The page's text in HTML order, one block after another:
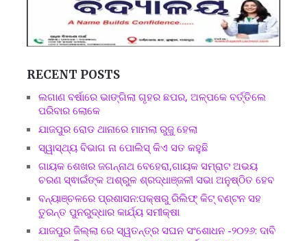
RECENT POSTS
ଲଗାଣ ବର୍ଷାରେ ଭାଙ୍ଗିଲା ଗୃହର ଛପର, ଅଳ୍ପକେ ବର୍ତ୍ତିଲେ
ପରିବାର ଲୋକେ
ଯାଜପୁର ରୋଡ ଥାନାରେ ମାମଲା ରୁଜୁ ହେଲା
ସ୍ୱାସ୍ଥ୍ୟ ବିଭାଗ ନା ପୋଲିସ୍ କିଏ ସତ କହୁଛି
ଗାୟକ ଶେଖର ଜଗନ୍ନାଥ ବେହେରା,ଗାୟକ ସମ୍ରାଟ ଅଭୟ
ଚରଣ ସ୍ଵାଇଁଙ୍କ ଅଶ୍ରୁଳ ଶ୍ରଦ୍ଧାଞ୍ଜଳୀ ସଭା ଅନୁଷ୍ଠିତ ହେବ
ବନ୍ୟାଞ୍ଚଳରେ ପ୍ରଶାସନ:ପକ୍ଷରୁ ରିଲିଫ୍ କିଟ୍ ବଣ୍ଟନ ସହ
ତୁରନ୍ତ ପୁନରୁଦ୍ଧାର କାର୍ଯ୍ୟ ସମୀକ୍ଷା
ଯାଜପୁର ଜିଲ୍ଲା ରେ ସ୍ୱତନ୍ତ୍ର ସଘନ ସଂଶୋଧନ -୨୦୨୬: ଦାବି